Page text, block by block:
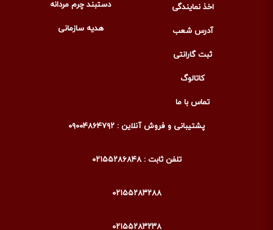
اخذ نمایندگی
آدرس شعب
ثبت گارانتی
کاتالوگ
تماس با ما
دستبند چرم مردانه
هدیه سازمانی
پشتیبانی و فروش آنلاین : ۰۹۰۰۴۸۶۴۷۹۲
تلفن ثابت : ۰۲۱۵۵۲۸۶۸۴۸
۰۲۱۵۵۲۸۳۲۸۸
۰۲۱۵۵۲۸۳۲۳۸